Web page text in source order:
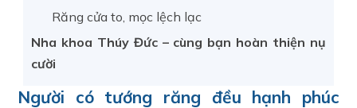
Răng cửa to, mọc lệch lạc
Nha khoa Thúy Đức – cùng bạn hoàn thiện nụ
cười
Người có tướng răng đều hạnh phúc